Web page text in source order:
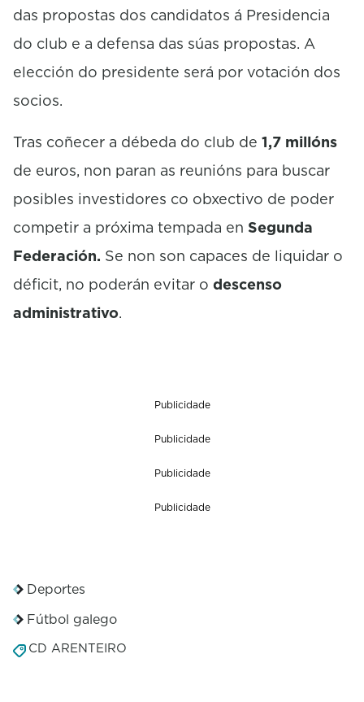
das propostas dos candidatos á Presidencia
do club e a defensa das súas propostas. A
elección do presidente será por votación dos
socios.
Tras coñecer a débeda do club de 1,7 millóns
de euros, non paran as reunións para buscar
posibles investidores co obxectivo de poder
competir a próxima tempada en Segunda
Federación. Se non son capaces de liquidar o
déficit, no poderán evitar o descenso
administrativo.
Publicidade
Publicidade
Publicidade
Publicidade
Deportes
Fútbol galego
CD ARENTEIRO